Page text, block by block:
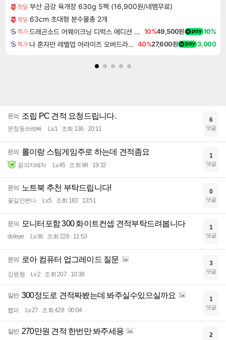
핫딜 부산 금강 육개장 630g 5팩 (16,900원/네멤무료)
핫딜 63cm 초대형 분수물총 2개
특가 드래곤소드 어웨이크닝 디럭스 에디션 DragonSword Awakening Deluxe Edition 10%49,500원 10%
특가 나 혼자만 레벨업 어라이즈 오버드라이브 Solo Leveling Arise 40%27,600원 3,000
문의 조립 PC 견적 요청드립니다.
문창동쓰레빠 Lv.1 조회 136 20:11
6
댓글
문의 롤이랑 스팀게임주로 하는데 견적좀요
꿈의지배자 Lv.45 조회 98 19:32
1
댓글
문의 노트북 추천 부탁드립니다!
꽃길만본다 Lv.5 조회 183 13:51
0
댓글
문의 모니터포함 300 화이트컨셉 견적부탁드려봅니다
doleye Lv.36 조회 228 11:53
1
댓글
문의 로아 컴퓨터 업그레이드 질문
강원형 Lv.2 조회 207 10:38
3
댓글
일반 300정도로 견적짜봤는데 봐주실수있으실까요
햅피 Lv.27 조회 428 00:04
1
댓글
일반 270만원 견적 한번만 봐주세용 2